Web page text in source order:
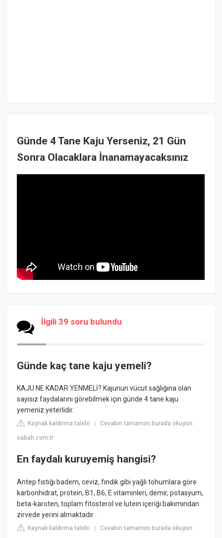
Günde 4 Tane Kaju Yerseniz, 21 Gün
Sonra Olacaklara İnanamayacaksınız
İlgili 39 soru bulundu
Günde kaç tane kaju yemeli?
KAJU NE KADAR YENMELİ? Kajunun vücut sağlığına olan
sayısız faydalarını görebilmek için günde 4 tane kaju
yemeniz yeterlidir.
Kaynak kaldırma talebi |Cevabın tamamını burada okuyun:
sabah.com.tr
En faydalı kuruyemiş hangisi?
Antep fıstığı badem, ceviz, fındık gibi yağlı tohumlara göre
karbonhidrat, protein, B1, B6, E vitaminleri, demir, potasyum,
beta-karoten, toplam fitosterol ve lutein içeriği bakımından
zirvede yerini almaktadır .
Kaynak kaldırma talebi |Cevabın tamamını burada okuyun: